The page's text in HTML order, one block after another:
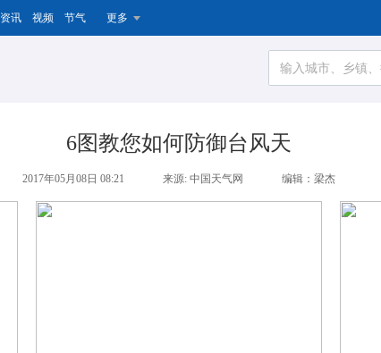
资讯 视频 节气 更多
6图教您如何防御台风天
2017年05月08日 08:21 来源: 中国天气网 编辑：梁杰